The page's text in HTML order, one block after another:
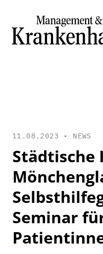
11.08.2023 • NEWS
Städtische
Seminar